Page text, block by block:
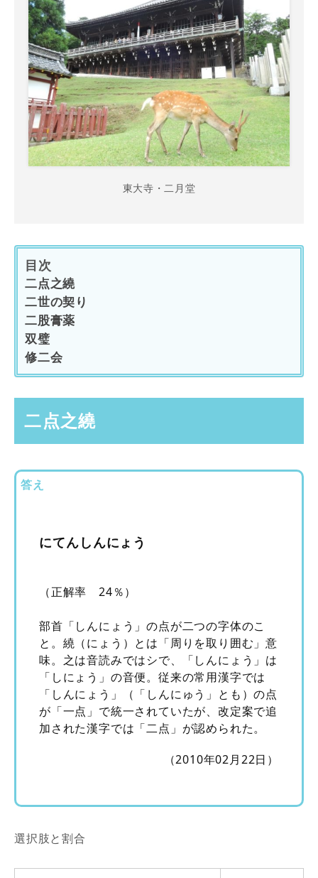
東大寺・二月堂
目次
二点之繞
二世の契り
二股膏薬
双璧
修二会
二点之繞
答え
にてんしんにょう
（正解率 24％）
部首「しんにょう」の点が二つの字体のこ
と。繞（にょう）とは「周りを取り囲む」意
味。之は音読みではシで、「しんにょう」は
「しにょう」の音便。従来の常用漢字では
「しんにょう」（「しんにゅう」とも）の点
が「一点」で統一されていたが、改定案で追
加された漢字では「二点」が認められた。
（2010年02月22日）
選択肢と割合